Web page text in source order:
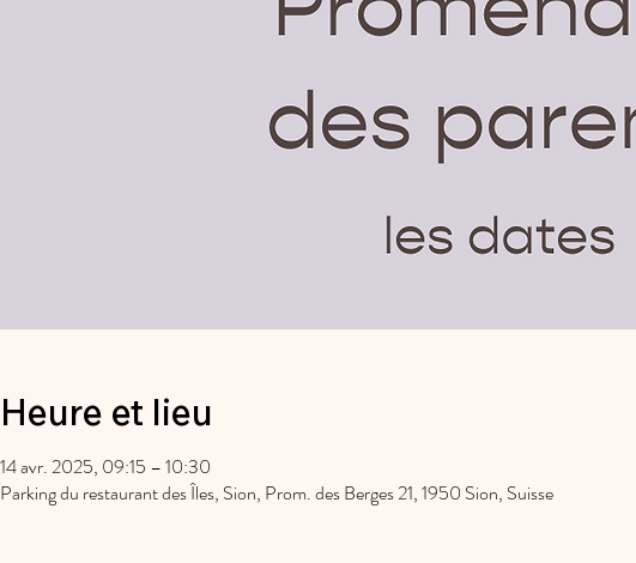
Heure et lieu
14 avr. 2025, 09:15 – 10:30
Parking du restaurant des Îles, Sion, Prom. des Berges 21, 1950 Sion, Suisse